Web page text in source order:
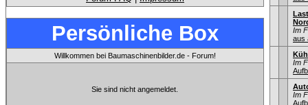
Persönliche Box
Willkommen bei Baumaschinenbilder.de - Forum!
Sie sind nicht angemeldet.
Im
aus
Im
Im